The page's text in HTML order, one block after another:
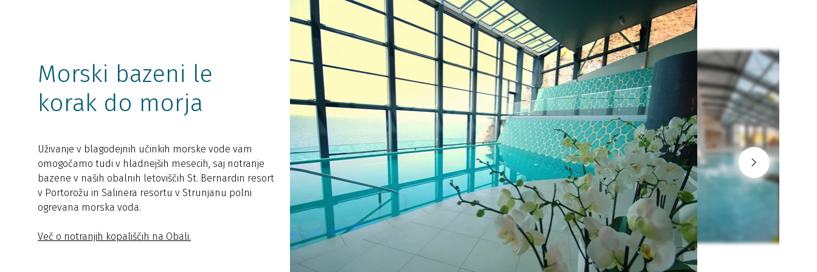
Morski bazeni le
korak do morja
Uživanje v blagodejnih učinkih morske vode vam
omogočamo tudi v hladnejših mesecih, saj notranje
bazene v naših obalnih letoviščih St. Bernardin resort
v Portorožu in Salinera resortu v Strunjanu polni
ogrevana morska voda.
Več o notranjih kopališčih na Obali.
»Mlado morje« v
Morskem vodnem
parku Termaris
Še posebej pristna morska izkušnja je kopanje v
Morskem vodnem parku Termaris, v katerem bazene
polni t. i. »mlado morje«, ki vsebuje še več različnih
pritokov z dodatnimi minerali. Morska voda
blagodejno vpliva na naše počutje, saj vsebuje natrij,
magnezij, kalij, kalcij, silicij in številne druge
pomembne elemente. Natrijev klorid odstranjuje